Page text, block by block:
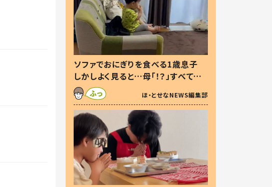
ソファでおにぎりを食べる1歳息子
しかしよく見ると…母「！？」すべてを
察した母の投稿に「可愛いから許
す！」「現行犯〜」
ほ・とせなNEWS編集部